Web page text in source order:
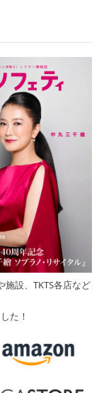
設、TKTS各店など
た！